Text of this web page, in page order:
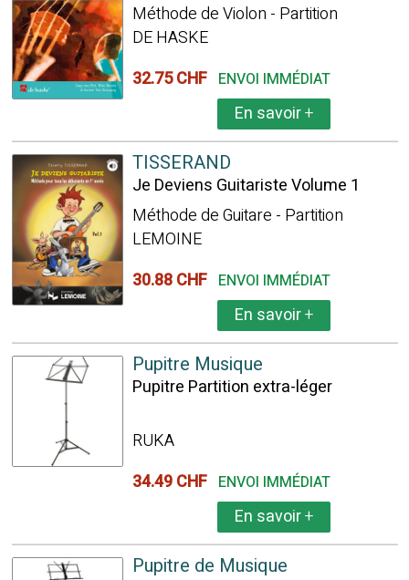
Méthode de Violon - Partition
DE HASKE
32.75 CHF ENVOI IMMÉDIAT
En savoir+
TISSERAND
Je Deviens Guitariste Volume 1
Méthode de Guitare - Partition
LEMOINE
30.88 CHF ENVOI IMMÉDIAT
En savoir+
Pupitre Musique
Pupitre Partition extra-léger
RUKA
34.49 CHF ENVOI IMMÉDIAT
En savoir+
Pupitre de Musique